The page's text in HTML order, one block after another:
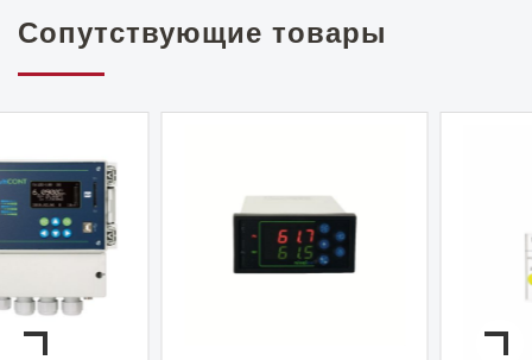
Сопутствующие товары